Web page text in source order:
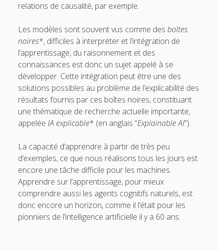
relations de causalité, par exemple.
Les modèles sont souvent vus comme desboîtes
noires*, difficiles à interpréter et l’intégration de
l’apprentissage, du raisonnement et des
connaissances est donc un sujet appelé à se
développer. Cette intégration peut être une des
solutions possibles au problème de l’explicabilité des
résultats fournis par ces boîtes noires, constituant
une thématique de recherche actuelle importante,
appeléeIA explicable* (en anglais “Explainable AI”).
La capacité d’apprendre à partir de très peu
d’exemples, ce que nous réalisons tous les jours est
encore une tâche difficile pour les machines.
Apprendre sur l’apprentissage, pour mieux
comprendre aussi les agents cognitifs naturels, est
donc encore un horizon, comme il l’était pour les
pionniers de l’intelligence artificielle il y a 60 ans.